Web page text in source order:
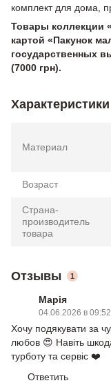
комплект для дома,
Товары коллекции
картой «Пакунок
государственных
(7000 грн).
Характеристики
Материал
Возраст
Страна-
производитель
товара
Отзывы 1
Марія
04.06.2026 в 09:52
Хочу подякувати за
любов 😍 Навіть
турботу та сервіс ❤️
Ответить